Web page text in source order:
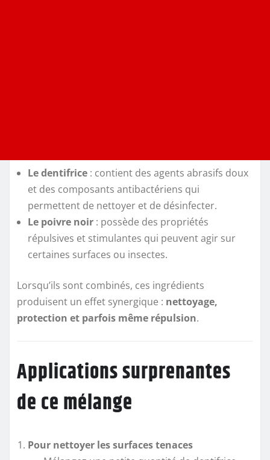
Le dentifrice : contient des agents abrasifs doux
et des composants antibactériens qui
permettent de nettoyer et de désinfecter.
Le poivre noir : possède des propriétés
répulsives et stimulantes qui peuvent agir sur
certaines surfaces ou insectes.
Lorsqu’ils sont combinés, ces ingrédients
produisent un effet synergique : nettoyage,
protection et parfois même répulsion.
Applications surprenantes
de ce mélange
Pour nettoyer les surfaces tenaces